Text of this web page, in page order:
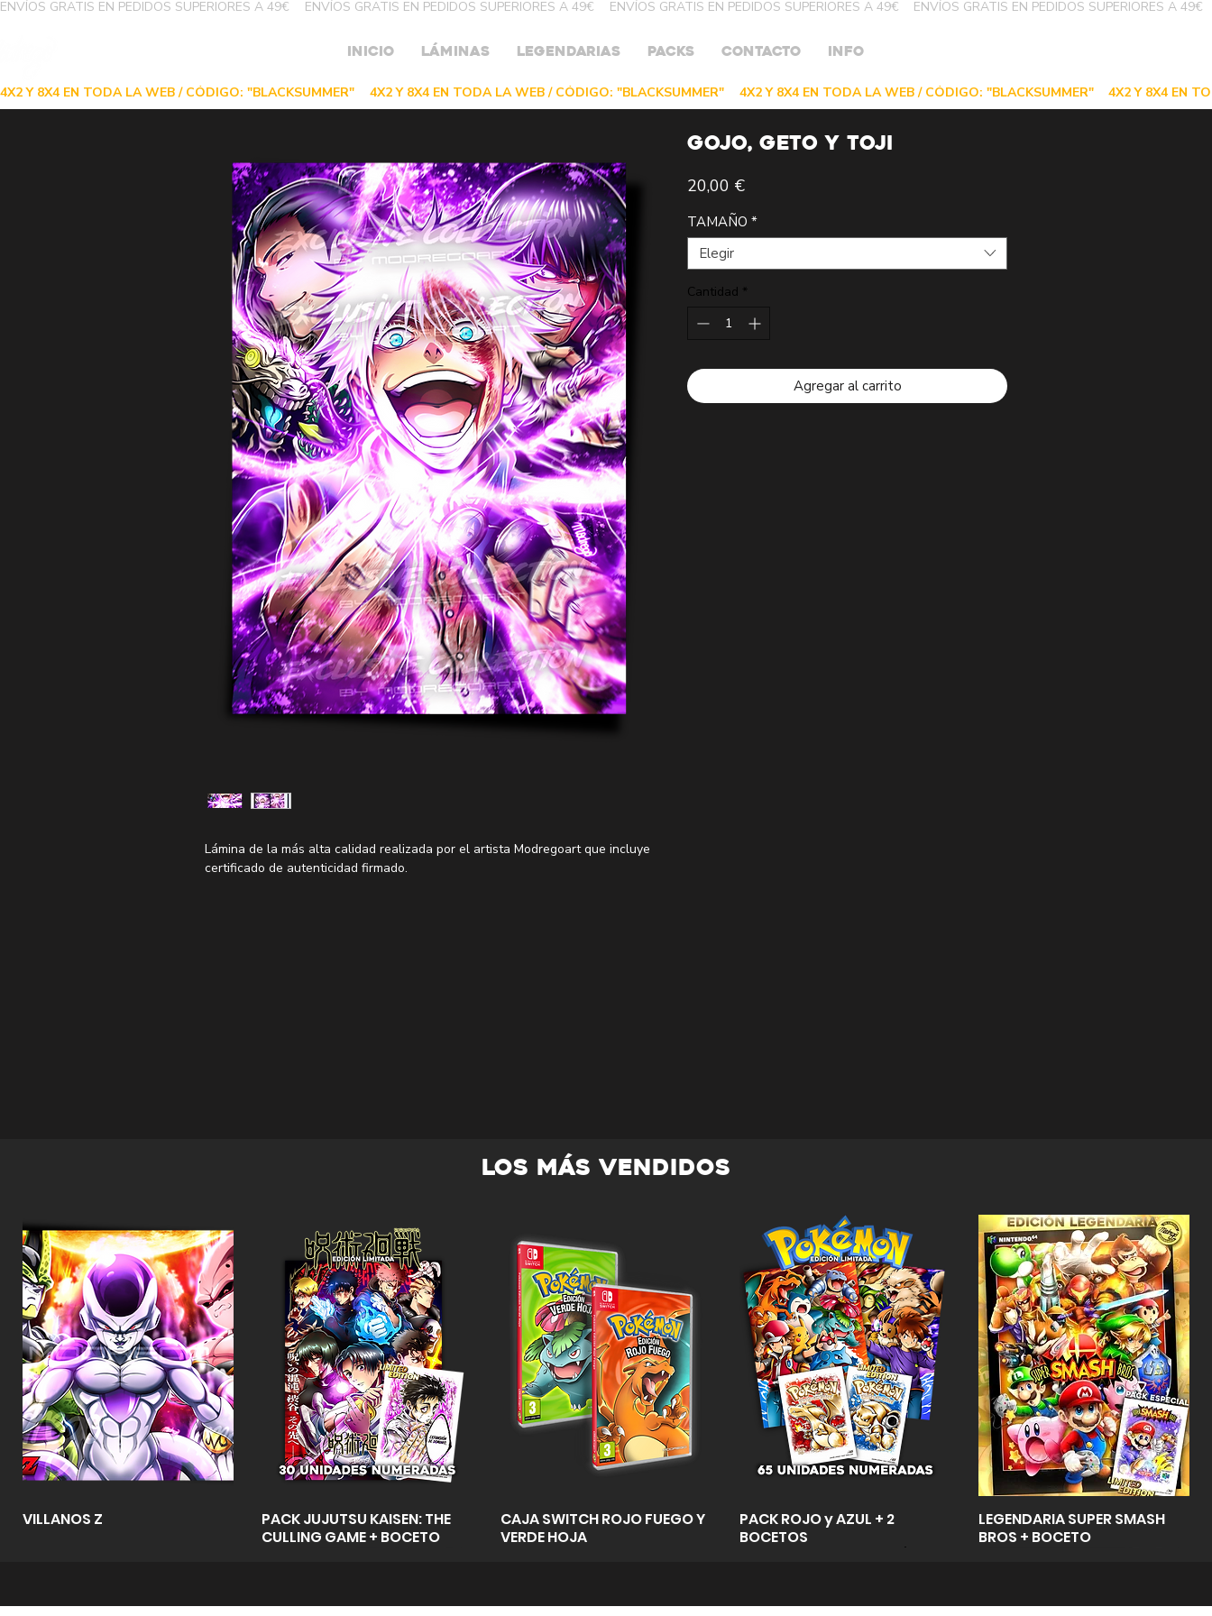
ENVÍOS GRATIS EN PEDIDOS SUPERIORES A 49€
INICIO LÁMINAS LEGENDARIAS PACKS CONTACTO INFO
4X2 Y 8X4 EN TODA LA WEB / CÓDIGO: "BLACKSUMMER"
LOS MÁS VENDIDOS
Vista rápida
VILLANOS Z Vista rápida
PACK JUJUTSU KAISEN: THE
CULLING GAME + BOCETO
Vista rápida
CAJA SWITCH ROJO FUEGO Y
VERDE HOJA
Vista rápida
PACK ROJO y AZUL + 2
BOCETOS
Vista rápida
LEGENDARIA SUPER SMASH
BROS + BOCETO
Lámina de la más alta calidad realizada por el artista Modregoart que incluye
certificado de autenticidad firmado.
GOJO, GETO y TOJI
20,00 €Precio
TAMAÑO *
Elegir
Cantidad *
Agregar al carrito